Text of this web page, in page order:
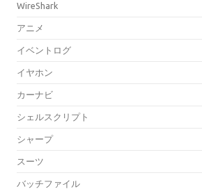
WireShark
アニメ
イベントログ
イヤホン
カーナビ
シェルスクリプト
シャープ
スーツ
バッチファイル